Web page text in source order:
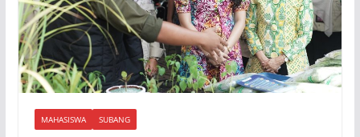
MAHASISWA SUBANG